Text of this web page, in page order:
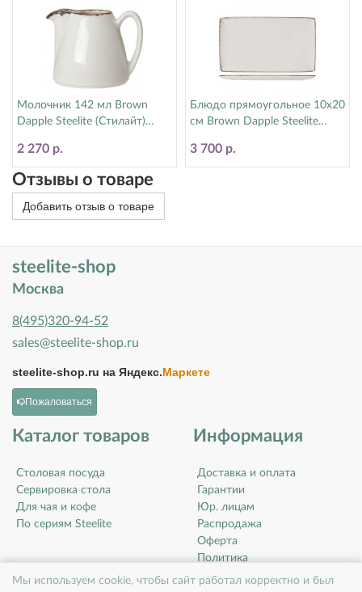
Мы используем cookie, чтобы сайт работал корректно и был
Молочник 142 мл Brown
Dapple Steelite (Стилайт)
2 270 р.
Блюдо прямоугольное 10х20
см Brown Dapple Steelite
3 700 р.
Отзывы о товаре
Добавить отзыв о товаре
steelite-shop
Москва
8(495)320-94-52
sales@steelite-shop.ru
steelite-shop.ru на Яндекс.Маркете
Пожаловаться
Каталог товаров
Столовая посуда
Сервировка стола
Для чая и кофе
По сериям Steelite
Информация
Доставка и оплата
Гарантии
Юр. лицам
Распродажа
Оферта
Политика
конфиденциальности